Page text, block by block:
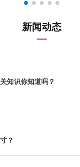
新闻动态
知识你知道吗？
？